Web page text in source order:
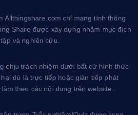
Allthingshare.com chỉ mang tính thông
Share được xây dựng nhằm mục đích
và nghiên cứu.
chịu trách nhiệm dưới bất cứ hình thức
dù là trực tiếp hoặc gián tiếp phát
theo các nội dung trên website.